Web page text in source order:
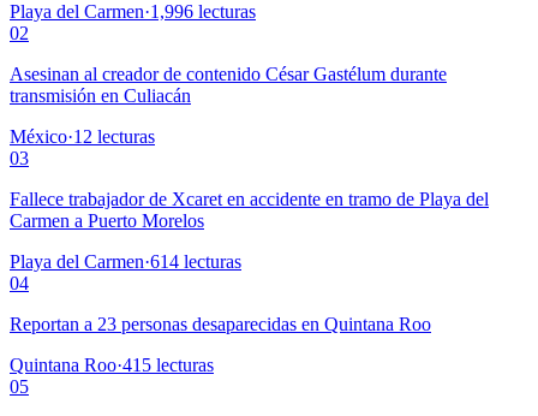
Playa del Carmen·1,996 lecturas
02
Asesinan al creador de contenido César Gastélum durante
transmisión en Culiacán
México·12 lecturas
03
Fallece trabajador de Xcaret en accidente en tramo de Playa del
Carmen a Puerto Morelos
Playa del Carmen·614 lecturas
04
Reportan a 23 personas desaparecidas en Quintana Roo
Quintana Roo·415 lecturas
05